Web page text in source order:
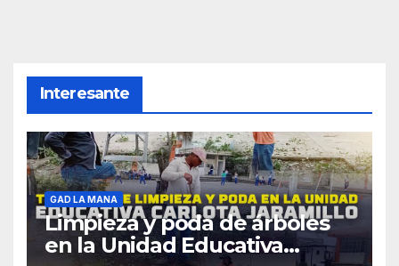
Interesante
GAD LA MANA
Limpieza y poda de árboles
en la Unidad Educativa